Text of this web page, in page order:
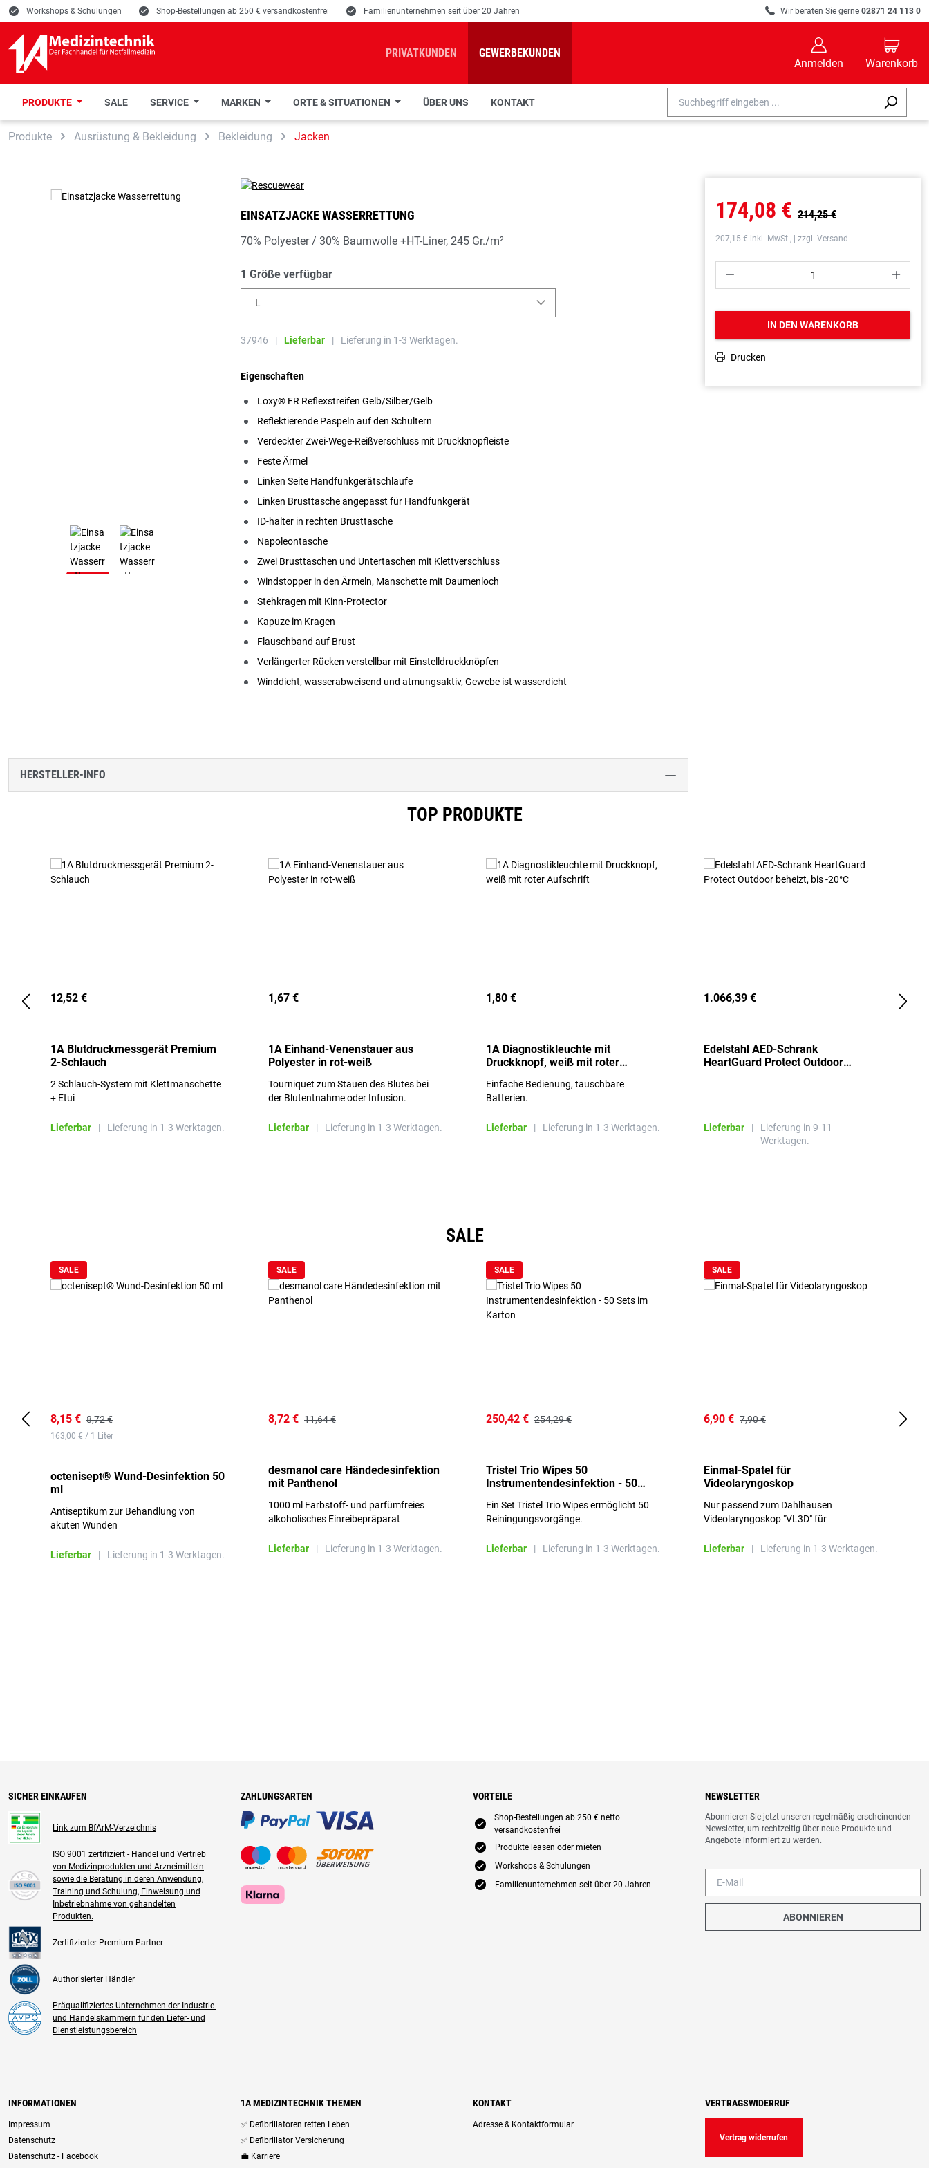
Zur Suche springen
Zur Hauptnavigation springen
E Workshops & Schulungen E Shop-Bestellungen ab 250 € versandkostenfrei E Familienunternehmen seit über 20 Jahren R Wir beraten Sie gerne 02871 24 113 0
PRIVATKUNDEN GEWERBEKUNDEN
B
Anmelden
C
Warenkorb
PRODUKTE SALE SERVICE MARKEN ORTE & SITUATIONEN ÜBER UNS KONTAKT
Produkte Ausrüstung & Bekleidung Bekleidung Jacken
EINSATZJACKE WASSERRETTUNG
70% Polyester / 30% Baumwolle +HT-Liner, 245 Gr./m²
1 Größe verfügbar
L
37946 | Lieferbar | Lieferung in 1-3 Werktagen.
Eigenschaften
Loxy® FR Reflexstreifen Gelb/Silber/Gelb
Reflektierende Paspeln auf den Schultern
Verdeckter Zwei-Wege-Reißverschluss mit Druckknopfleiste
Feste Ärmel
Linken Seite Handfunkgerätschlaufe
Linken Brusttasche angepasst für Handfunkgerät
ID-halter in rechten Brusttasche
Napoleontasche
Zwei Brusttaschen und Untertaschen mit Klettverschluss
Windstopper in den Ärmeln, Manschette mit Daumenloch
Stehkragen mit Kinn-Protector
Kapuze im Kragen
Flauschband auf Brust
Verlängerter Rücken verstellbar mit Einstelldruckknöpfen
Winddicht, wasserabweisend und atmungsaktiv, Gewebe ist wasserdicht
HERSTELLER-INFO
174,08 € 214,25 €
207,15 € inkl. MwSt., | zzgl. Versand
P S
IN DEN WARENKORB
T Drucken
TOP PRODUKTE
12,52 €
1A Blutdruckmessgerät Premium
2-Schlauch
2 Schlauch-System mit Klettmanschette
+ Etui
Lieferbar | Lieferung in 1-3 Werktagen.
1,67 €
1A Einhand-Venenstauer aus
Polyester in rot-weiß
Tourniquet zum Stauen des Blutes bei
der Blutentnahme oder Infusion.
Lieferbar | Lieferung in 1-3 Werktagen.
1,80 €
1A Diagnostikleuchte mit
Druckknopf, weiß mit roter
Einfache Bedienung, tauschbare
Batterien.
Lieferbar | Lieferung in 1-3 Werktagen.
1.066,39 €
Edelstahl AED-Schrank
HeartGuard Protect Outdoor
Lieferbar |
Lieferung in 9-11
Werktagen.
SALE
SALE
8,15 € 8,72 €
163,00 € / 1 Liter
octenisept® Wund-Desinfektion 50
ml
Antiseptikum zur Behandlung von
akuten Wunden
Lieferbar | Lieferung in 1-3 Werktagen.
SALE
8,72 € 11,64 €
desmanol care Händedesinfektion
mit Panthenol
1000 ml Farbstoff- und parfümfreies
alkoholisches Einreibepräparat
Lieferbar
| Lieferung in 1-3 Werktagen.
SALE
250,42 € 254,29 €
Tristel Trio Wipes 50
Instrumentendesinfektion - 50
Ein Set Tristel Trio Wipes ermöglicht 50
Reiningungsvorgänge.
Lieferbar | Lieferung in 1-3 Werktagen.
SALE
6,90 € 7,90 €
Einmal-Spatel für
Videolaryngoskop
Nur passend zum Dahlhausen
Videolaryngoskop "VL3D" für
Lieferbar
| Lieferung in 1-3 Werktagen.
SICHER EINKAUFEN
Link zum BfArM-Verzeichnis
ISO 9001 zertifiziert - Handel und Vertrieb
von Medizinprodukten und Arzneimitteln
sowie die Beratung in deren Anwendung,
Training und Schulung, Einweisung und
Inbetriebnahme von gehandelten
Produkten.
Zertifizierter Premium Partner
Authorisierter Händler
Präqualifiziertes Unternehmen der Industrie-
und Handelskammern für den Liefer- und
Dienstleistungsbereich
ZAHLUNGSARTEN VORTEILE
E
Shop-Bestellungen ab 250 € netto
versandkostenfrei
E Produkte leasen oder mieten
E Workshops & Schulungen
E Familienunternehmen seit über 20 Jahren
NEWSLETTER
Abonnieren Sie jetzt unseren regelmäßig erscheinenden
Newsletter, um rechtzeitig über neue Produkte und
Angebote informiert zu werden.
ABONNIEREN
INFORMATIONEN
Impressum
Datenschutz
Datenschutz - Facebook
1A MEDIZINTECHNIK THEMEN
✅ Defibrillatoren retten Leben
✅ Defibrillator Versicherung
💼 Karriere
KONTAKT
Adresse & Kontaktformular
VERTRAGSWIDERRUF
Vertrag widerrufen